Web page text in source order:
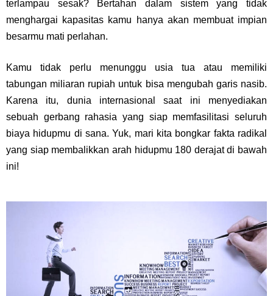
terlampau sesak? Bertahan dalam sistem yang tidak
menghargai kapasitas kamu hanya akan membuat impian
besarmu mati perlahan.
Kamu tidak perlu menunggu usia tua atau memiliki
tabungan miliaran rupiah untuk bisa mengubah garis nasib.
Karena itu, dunia internasional saat ini menyediakan
sebuah gerbang rahasia yang siap memfasilitasi seluruh
biaya hidupmu di sana. Yuk, mari kita bongkar fakta radikal
yang siap membalikkan arah hidupmu 180 derajat di bawah
ini!